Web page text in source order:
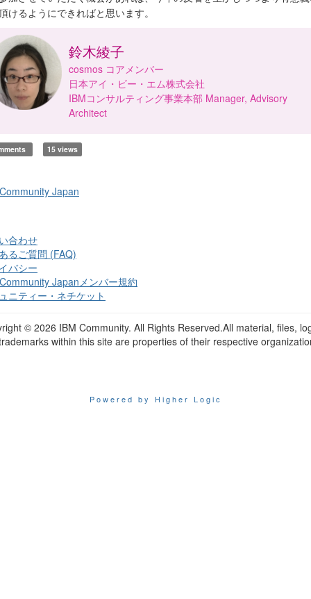
けるようにできればと思います。
鈴木綾子
cosmos コアメンバー
日本アイ・ビー・エム株式会社
IBMコンサルティング事業本部 Manager, Advisory
Architect
15 views
Japan
合わせ
るご質問 (FAQ)
バシー
Japanメンバー規約
ニティー・ネチケット
© 2026 IBM Community. All Rights Reserved.All material, files,
within this site are properties of their respective
Powered by Higher Logic